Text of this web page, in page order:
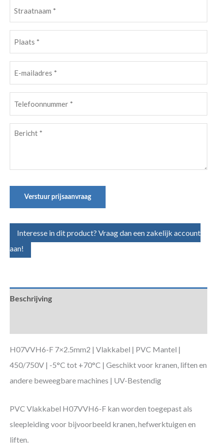
(Vereist)
(Vereist)
mailadres(Vereist)
(Vereist)
Bericht (Vereist)
Verstuur prijsaanvraag
Interesse in dit product? Vraag dan een zakelijk account
aan!
Beschrijving
H07VVH6-F 7×2.5mm2 | Vlakkabel | PVC Mantel |
450/750V | -5°C tot +70°C | Geschikt voor kranen, liften en
andere beweegbare machines | UV-Bestendig
PVC Vlakkabel H07VVH6-F kan worden toegepast als
sleepleiding voor bijvoorbeeld kranen, hefwerktuigen en
liften.